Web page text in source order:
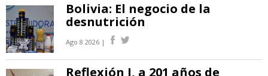
Bolivia: El negocio de la
desnutrición
Ago 8 2026 |
Reflexión I, a 201 años de